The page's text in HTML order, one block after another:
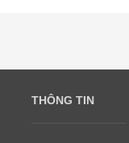
THÔNG TIN